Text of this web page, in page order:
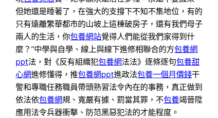
但她還是睡著了，在強大的支撐下不知不集地位，有的
只有遠離繁華都市的山坡上這棟破房子，還有我們母子
兩人的生活，你包養網站覺得人們能從我們家得到什
麼？”中學與自學、線上與線下進修相聯合的方包養網
ppt法，對《反有組織犯包養網法法》逐條逐句包養甜
心網進修懂得，推包養網ppt進政法包養一個月價錢干
警和專職任務職員帶頭熟習法令內在的事務，真正做到
依法依包養網規、寬嚴有據、罰當其罪，不包養竭晉陞
應用法令兵器衝擊、防范黑惡犯法的才能程度。